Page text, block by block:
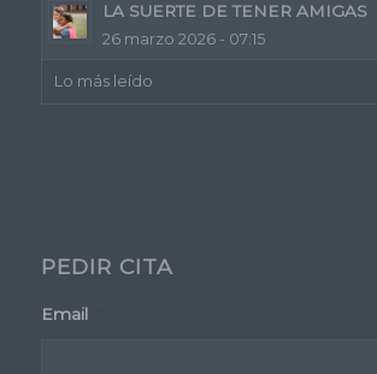
LA SUERTE DE TENER AMIGAS
26 marzo 2026 - 07:15
Lo más leído
PEDIR CITA
Email